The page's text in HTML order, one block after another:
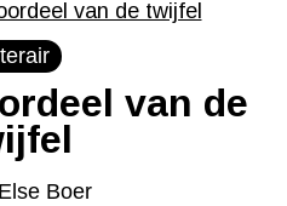
van de
Else Boer